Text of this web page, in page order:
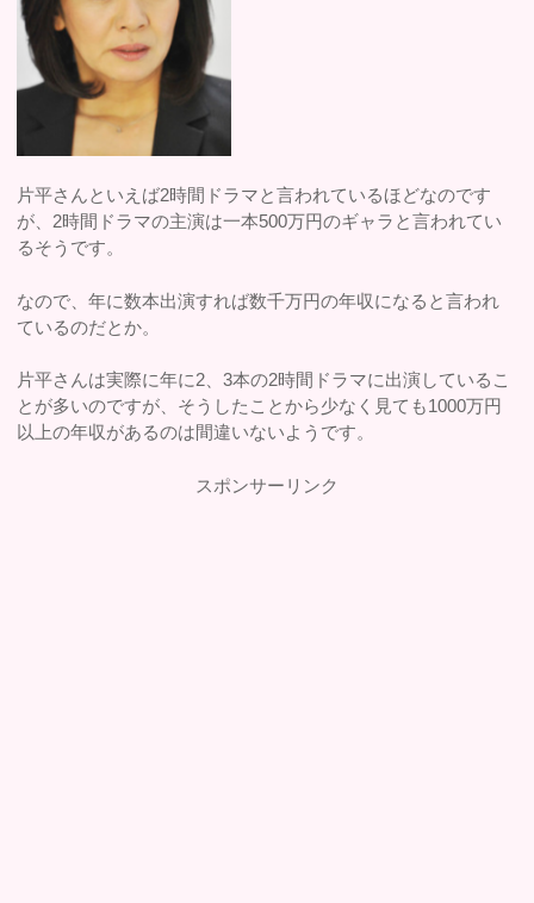
片平さんといえば2時間ドラマと言われているほどなのです
が、2時間ドラマの主演は一本500万円のギャラと言われてい
るそうです。
なので、年に数本出演すれば数千万円の年収になると言われ
ているのだとか。
片平さんは実際に年に2、3本の2時間ドラマに出演しているこ
とが多いのですが、そうしたことから少なく見ても1000万円
以上の年収があるのは間違いないようです。
スポンサーリンク